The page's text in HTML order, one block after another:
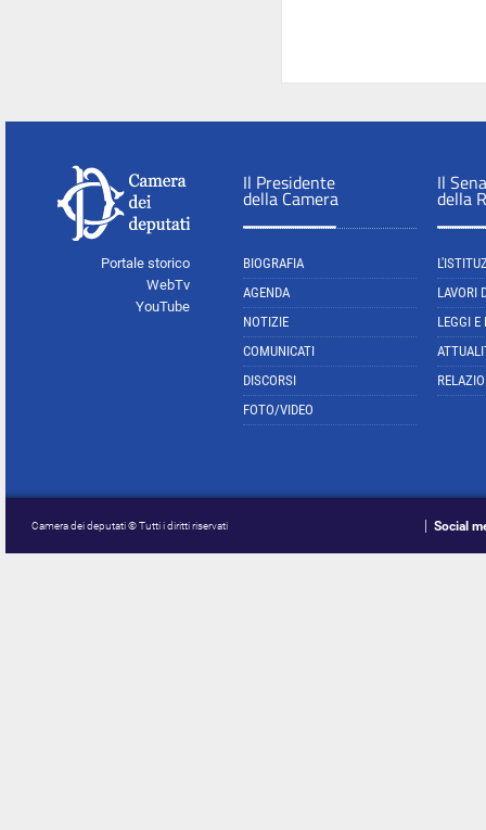
Portale storico
WebTv
YouTube
Il Presidente
della Camera
BIOGRAFIA
AGENDA
NOTIZIE
COMUNICATI
DISCORSI
FOTO/VIDEO
Il
della
LAVORI
LEGGI E
Camera dei deputati © Tutti i diritti riservati Social